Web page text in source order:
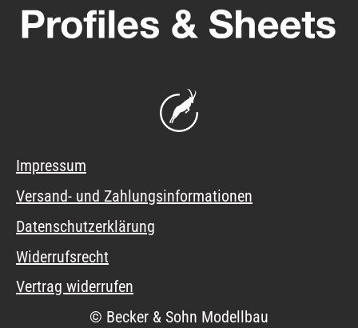
Impressum
Versand- und Zahlungsinformationen
Datenschutzerklärung
Widerrufsrecht
Vertrag widerrufen
© Becker & Sohn Modellbau